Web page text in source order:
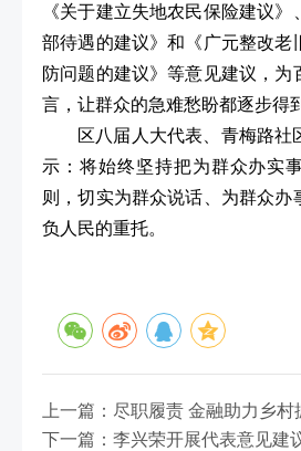
《关于建立失地农民保险建议
部待遇的建议》和《广元整改老
防问题的建议》等意见建议，为
言，让群众的急难愁盼都逐步得
区八届人大代表、青梅路社
示：将始终坚持把为群众办实
则，切实为群众说话、为群众办
负人民的重托。
下一篇：李兴荣开展代表意见建